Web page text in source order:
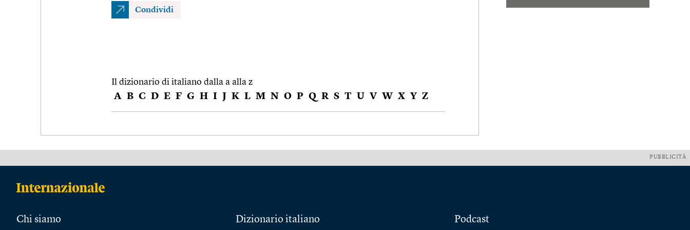
Condividi
Il dizionario di italiano dalla a alla z
A B C D E F G H I J K L M N O P Q R S T U V W X Y Z
PUBBLICITÀ
Chi siamo Dizionario italiano Podcast